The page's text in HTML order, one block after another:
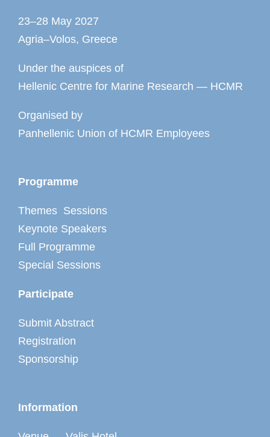
23–28 May 2027
Agria–Volos, Greece
Under the auspices of
Hellenic Centre for Marine Research — HCMR
Organised by
Panhellenic Union of HCMR Employees
Programme
Themes Sessions
Keynote Speakers
Full Programme
Special Sessions
Participate
Submit Abstract
Registration
Sponsorship
Information